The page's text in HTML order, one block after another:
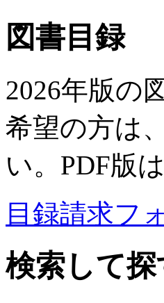
図書目録
2026年版の
希望の方は
い。PDF版は
目録請求フ
検索して探